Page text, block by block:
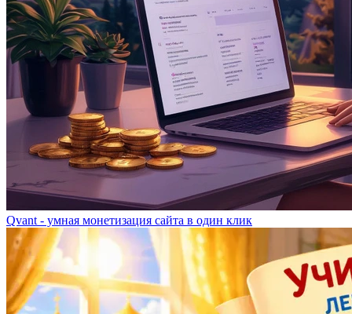
Qvant - умная монетизация сайта в один клик